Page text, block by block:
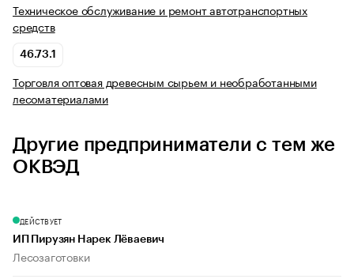
Техническое обслуживание и ремонт автотранспортных
средств
46.73.1
Торговля оптовая древесным сырьем и необработанными
лесоматериалами
Другие предприниматели с тем же
ОКВЭД
ДЕЙСТВУЕТ
ИП Пирузян Нарек Лёваевич
Лесозаготовки